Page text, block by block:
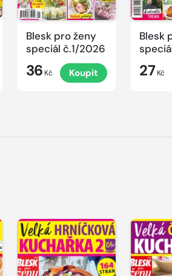
Blesk pro ženy
speciál č.1/2026
36 Kč Koupit
Blesk
27 Kč